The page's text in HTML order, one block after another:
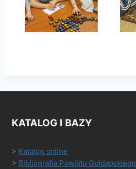
KATALOG I BAZY
> Katalog online
> Bibliografia Powiatu Gołdapskiego